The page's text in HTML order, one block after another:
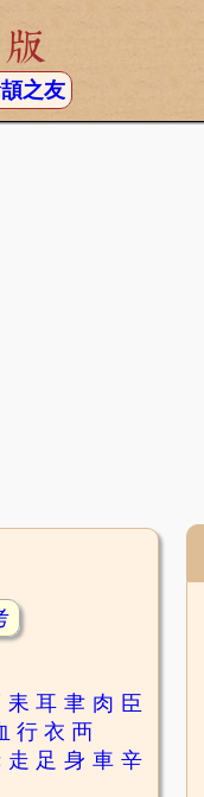
之友
耒 耳 聿 肉 臣
行 衣 襾
走 足 身 車 辛